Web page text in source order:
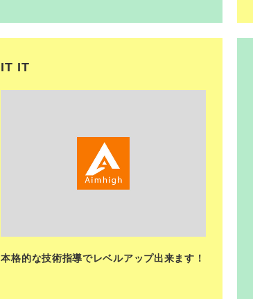
IT IT
<
本格的な技術指導でレベルアップ出来ます！